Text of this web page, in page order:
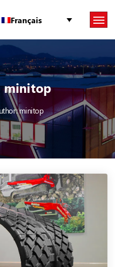
Français
minitop
minitop